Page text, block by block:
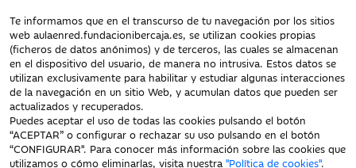
Te informamos que en el transcurso de tu navegación por los sitios
web aulaenred.fundacionibercaja.es, se utilizan cookies propias
(ficheros de datos anónimos) y de terceros, las cuales se almacenan
en el dispositivo del usuario, de manera no intrusiva. Estos datos se
utilizan exclusivamente para habilitar y estudiar algunas interacciones
de la navegación en un sitio Web, y acumulan datos que pueden ser
actualizados y recuperados.
Puedes aceptar el uso de todas las cookies pulsando el botón
“ACEPTAR” o configurar o rechazar su uso pulsando en el botón
“CONFIGURAR". Para conocer más información sobre las cookies que
utilizamos o cómo eliminarlas, visita nuestra "Política de cookies".
Política de cookies
Fecha de Edición: 08/08/2026